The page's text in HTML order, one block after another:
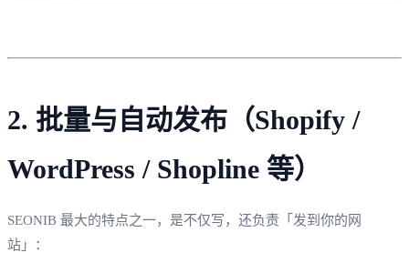
2. 批量与自动发布（Shopify /
WordPress / Shopline 等）
SEONIB 最大的特点之一，是不仅写，还负责「发到你的网
站」：